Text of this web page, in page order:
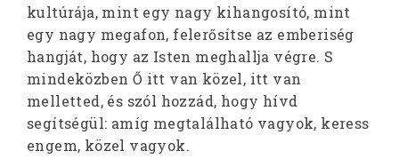
kultúrája, mint egy nagy kihangosító, mint
egy nagy megafon, felerősítse az emberiség
hangját, hogy az Isten meghallja végre. S
mindeközben Ő itt van közel, itt van
melletted, és szól hozzád, hogy hívd
segítségül: amíg megtalálható vagyok, keress
engem, közel vagyok.